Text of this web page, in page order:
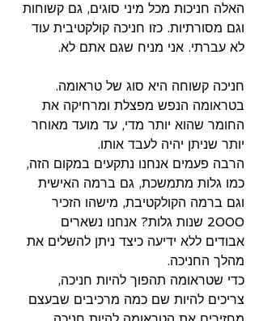
האלה חניכות מכל מיני סוגים, גם קשוחות
וגם מסורתיות. כזו חניכה קולקטיבית עוד
לא עברתי. אני מניח שגם אתם לא.
חניכה קשוחה היא סוג של טראומה.
בטראומה הנפש מפצלת ומרחיקה את
החומר שהוא יותר מדי, עד מועד מאוחר
יותר שניתן יהיה לעבד אותו.
הרבה פעמים אנחנו נתקעים במקום הזה,
כמו גלות מתמשכת, גם ברמה האישית
וגם ברמה הקולקטיבת, מישהו הזכיר
2000 שנות גלות? אנחנו נשארים
אבודים ללא ידיעה כיצד ניתן להשלים את
מהלך החניכה.
כדי שטראומה תהפוך להיות חניכה,
צריכים להיות שם כמה מרכיבים שבעצם